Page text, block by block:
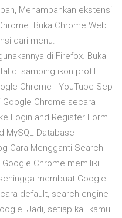
Menambahkan ekstensi
Buka Chrome Web
dari menu.
di Firefox. Buka
di samping ikon profil.
Chrome - YouTube Sep
Google Chrome secara
Login and Register Form
MySQL Database -
Cara Mengganti Search
Chrome memiliki
membuat Google
default, search engine
Jadi, setiap kali kamu